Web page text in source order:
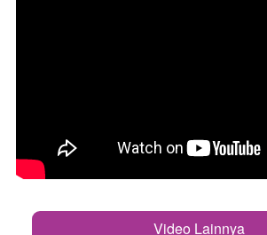
`
Video Lainnya